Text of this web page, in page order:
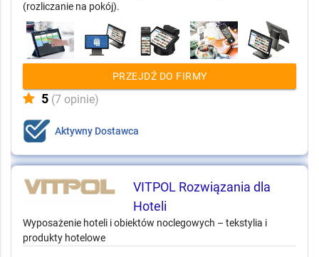
(rozliczanie na pokój).
PRZEJDŹ DO FIRMY
5 (7 opinie)
Aktywny Dostawca
VITPOL Rozwiązania dla
Hoteli
Wyposażenie hoteli i obiektów noclegowych – tekstylia i
produkty hotelowe